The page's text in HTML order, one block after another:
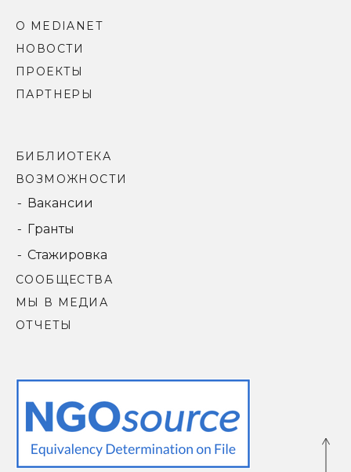
О MEDIANET
НОВОСТИ
ПРОЕКТЫ
ПАРТНЕРЫ
БИБЛИОТЕКА
ВОЗМОЖНОСТИ
Вакансии
Гранты
Стажировка
СООБЩЕСТВА
МЫ В МЕДИА
ОТЧЕТЫ